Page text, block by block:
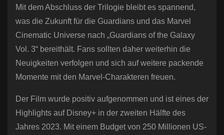
Mit dem Abschluss der Trilogie bleibt es spannend,
was die Zukunft für die Guardians und das Marvel
Cinematic Universe nach „Guardians of the Galaxy
Vol. 3“ bereithält. Fans sollten daher weiterhin die
Neuigkeiten verfolgen und sich auf weitere packende
Momente mit den Marvel-Charakteren freuen.
Der Film wurde positiv aufgenommen und ist eines der
Highlights auf Disney+ in der zweiten Hälfte des
Jahres 2023. Mit einem Budget von 250 Millionen US-